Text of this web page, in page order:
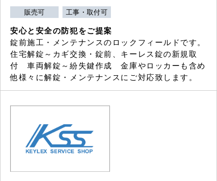
販売可 工事・取付可
安心と安全の防犯をご提案
錠前施工・メンテナンスのロックフィールドです。
住宅解錠～カギ交換・錠前、キーレス錠の新規取
付 車両解錠～紛失鍵作成 金庫やロッカーも含め
他様々に解錠・メンテナンスにご対応致します。